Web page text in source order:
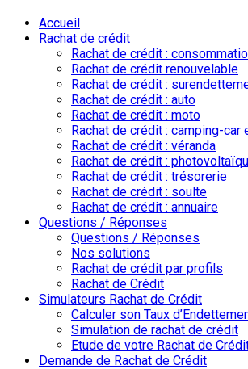
Accueil
Rachat de crédit
Rachat de crédit :
Rachat de crédit renouvelable
Rachat de crédit :
Rachat de crédit : auto
Rachat de crédit : moto
Rachat de crédit : camping-car
Rachat de crédit : véranda
Rachat de crédit :
Rachat de crédit : trésorerie
Rachat de crédit : soulte
Rachat de crédit : annuaire
Questions / Réponses
Questions / Réponses
Nos solutions
Rachat de crédit par profils
Rachat de Crédit
Simulateurs Rachat de Crédit
Calculer son Taux
Simulation de rachat de crédit
Etude de votre Rachat de
Demande de Rachat de Crédit